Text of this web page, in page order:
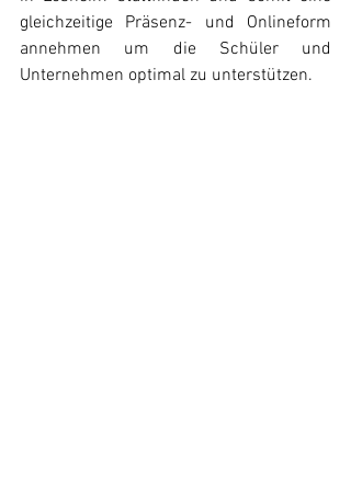
gleichzeitige Präsenz- und Onlineform
annehmen um die Schüler und
Unternehmen optimal zu unterstützen.